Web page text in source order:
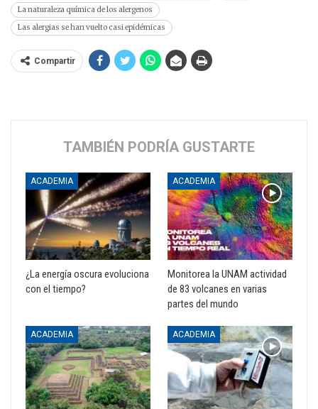
La naturaleza química de los alergenos
Las alergias se han vuelto casi epidémicas
Compartir
TAMBIÉN PODRÍA GUSTARTE
ACADEMIA
¿La energía oscura evoluciona
con el tiempo?
ACADEMIA
Monitorea la UNAM actividad
de 83 volcanes en varias
partes del mundo
ACADEMIA ACADEMIA